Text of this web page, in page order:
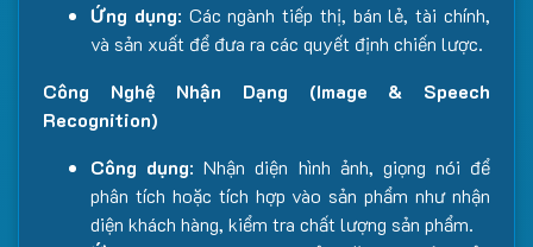
Ứng dụng: Các ngành tiếp thị, bán lẻ, tài chính,
và sản xuất để đưa ra các quyết định chiến lược.
Công Nghệ Nhận Dạng (Image & Speech
Recognition)
Công dụng: Nhận diện hình ảnh, giọng nói để
phân tích hoặc tích hợp vào sản phẩm như nhận
diện khách hàng, kiểm tra chất lượng sản phẩm.